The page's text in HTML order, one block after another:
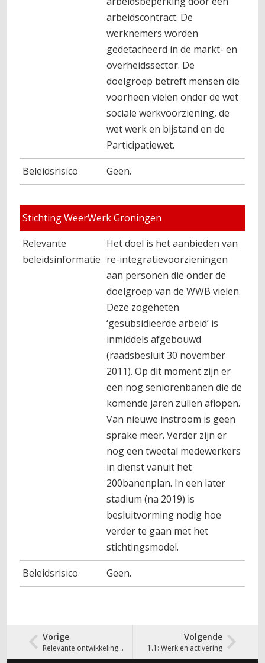
arbeidscontract. De
werknemers worden
gedetacheerd in de markt- en
overheidssector. De
doelgroep betreft mensen die
voorheen vielen onder de wet
sociale werkvoorziening, de
wet werk en bijstand en de
Participatiewet.
Beleidsrisico
Geen.
Stichting WeerWerk Groningen
Relevante
beleidsinformatie
Het doel is het aanbieden van
re-integratievoorzieningen
aan personen die onder de
doelgroep van de WWB vielen.
Deze zogeheten
‘gesubsidieerde arbeid’ is
inmiddels afgebouwd
(raadsbesluit 30 november
2011). Op dit moment zijn er
een nog seniorenbanen die de
komende jaren zullen aflopen.
Van nieuwe instroom is geen
sprake meer. Verder zijn er
nog een tweetal medewerkers
in dienst vanuit het
200banenplan. In een later
stadium (na 2019) is
besluitvorming nodig hoe
verder te gaan met het
stichtingsmodel.
Beleidsrisico
Geen.
Vorige
Relevante ontwikkelingen
Volgende
1.1: Werk en activering